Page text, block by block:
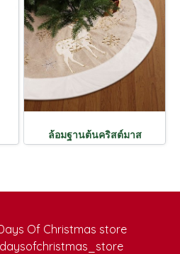
ล้อมฐานต้นคริสต์มาส
Of Christmas store